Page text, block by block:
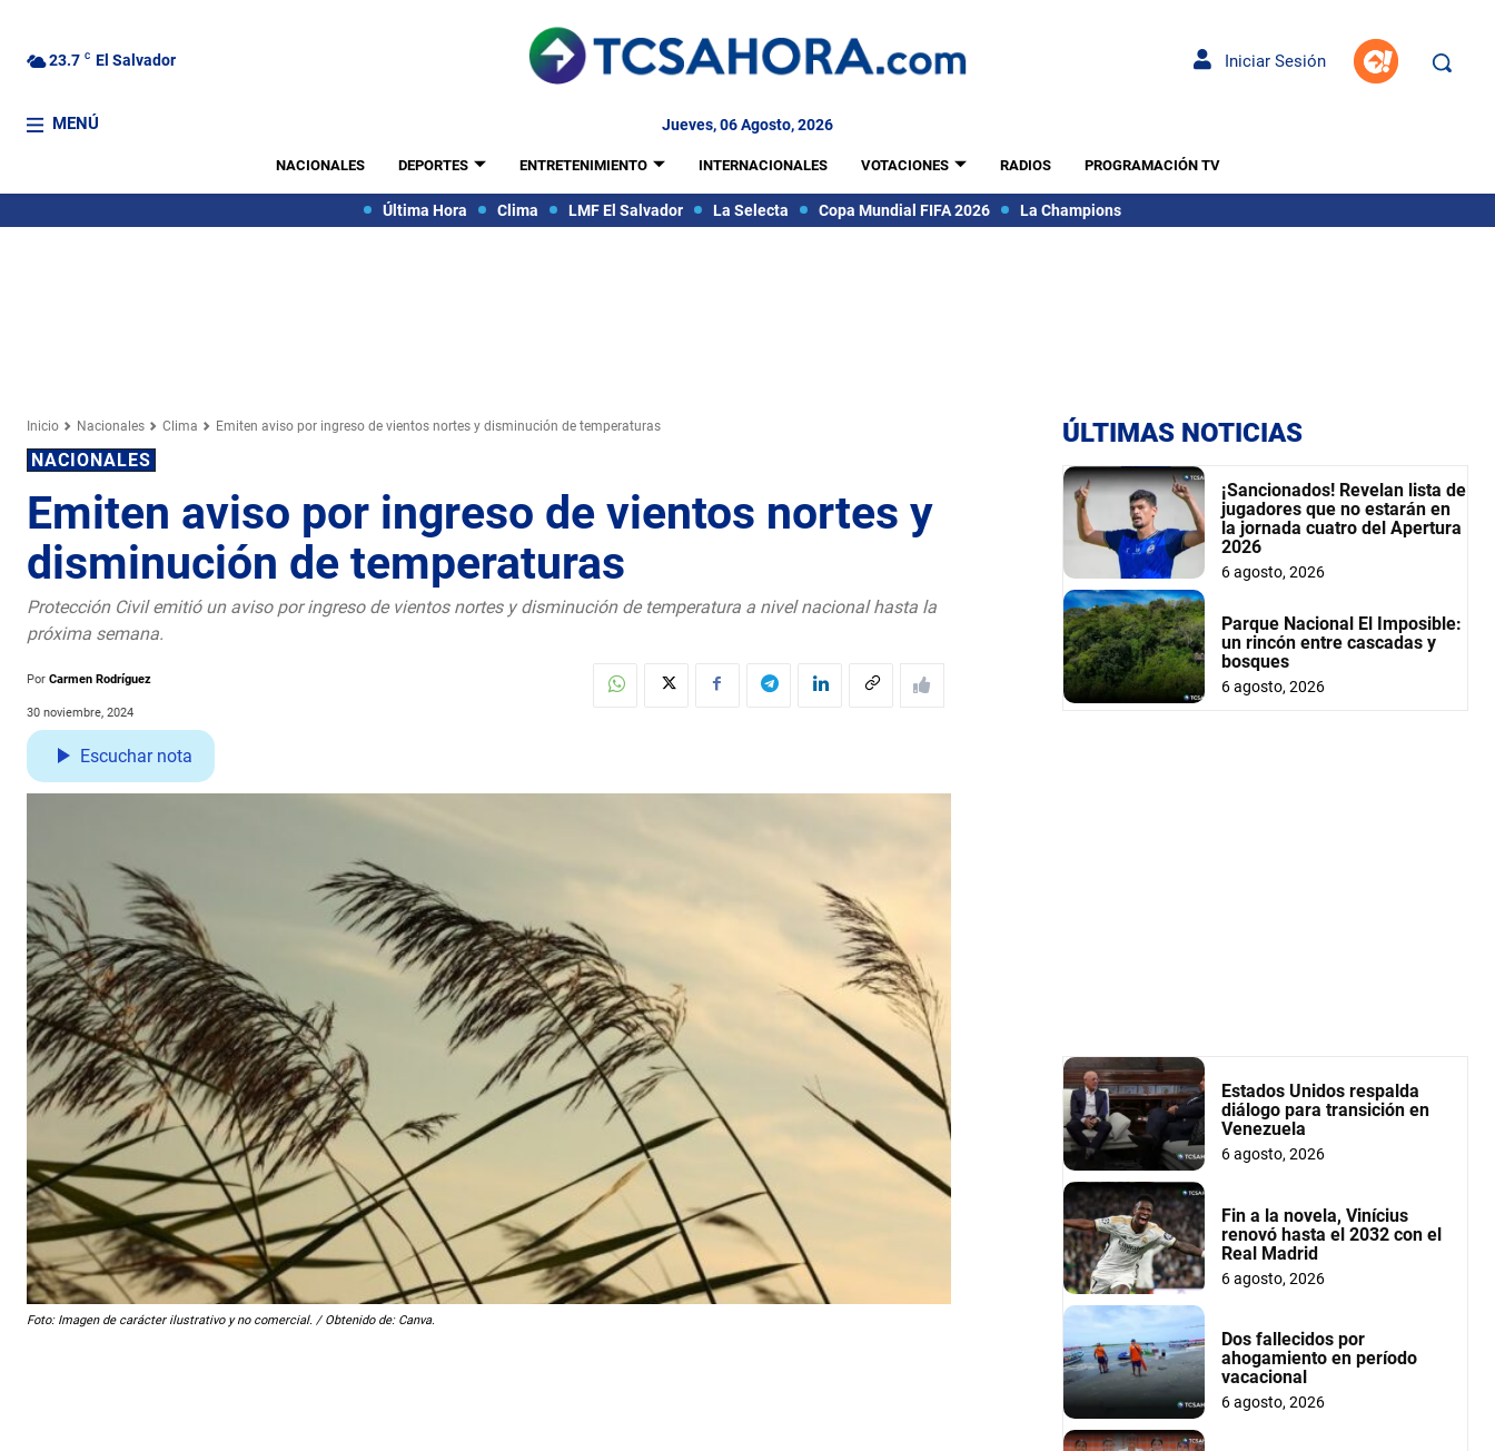
23.7 C El Salvador Iniciar Sesión
MENÚ Jueves, 06 Agosto, 2026
NACIONALES DEPORTES ENTRETENIMIENTO INTERNACIONALES VOTACIONES RADIOS PROGRAMACIÓN TV
Última Hora Clima LMF El Salvador La Selecta Copa Mundial FIFA 2026 La Champions
Inicio Nacionales Clima Emiten aviso por ingreso de vientos nortes y disminución de temperaturas
NACIONALES
Emiten aviso por ingreso de vientos nortes y
disminución de temperaturas
Protección Civil emitió un aviso por ingreso de vientos nortes y disminución de temperatura a nivel nacional hasta la
próxima semana.
Por Carmen Rodríguez
30 noviembre, 2024
Escuchar nota
Foto: Imagen de carácter ilustrativo y no comercial. / Obtenido de: Canva.
ÚLTIMAS NOTICIAS
¡Sancionados! Revelan lista de
jugadores que no estarán en
la jornada cuatro del Apertura
2026
6 agosto, 2026
Parque Nacional El Imposible:
un rincón entre cascadas y
bosques
6 agosto, 2026
Estados Unidos respalda
diálogo para transición en
Venezuela
6 agosto, 2026
Fin a la novela, Vinícius
renovó hasta el 2032 con el
Real Madrid
6 agosto, 2026
Dos fallecidos por
ahogamiento en período
vacacional
6 agosto, 2026